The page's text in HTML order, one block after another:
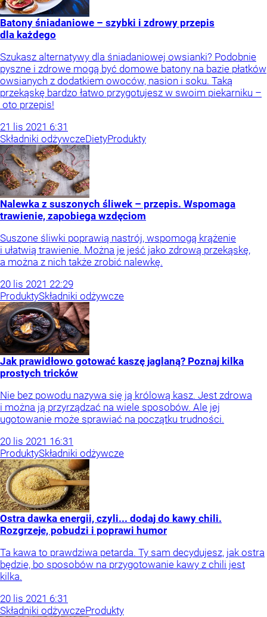
Batony śniadaniowe – szybki i zdrowy przepis
dla każdego
Szukasz alternatywy dla śniadaniowej owsianki? Podobnie
pyszne i zdrowe mogą być domowe batony na bazie płatków
owsianych z dodatkiem owoców, nasion i soku. Taką
przekąskę bardzo łatwo przygotujesz w swoim piekarniku –
oto przepis!
21 lis 2021 6:31
Składniki odżywczeDietyProdukty
Nalewka z suszonych śliwek – przepis. Wspomaga
trawienie, zapobiega wzdęciom
Suszone śliwki poprawią nastrój, wspomogą krążenie
i ułatwią trawienie. Można je jeść jako zdrową przekąskę,
a można z nich także zrobić nalewkę.
20 lis 2021 22:29
ProduktySkładniki odżywcze
Jak prawidłowo gotować kaszę jaglaną? Poznaj kilka
prostych tricków
Nie bez powodu nazywa się ją królową kasz. Jest zdrowa
i można ją przyrządzać na wiele sposobów. Ale jej
ugotowanie może sprawiać na początku trudności.
20 lis 2021 16:31
ProduktySkładniki odżywcze
Ostra dawka energii, czyli... dodaj do kawy chili.
Rozgrzeje, pobudzi i poprawi humor
Ta kawa to prawdziwa petarda. Ty sam decydujesz, jak ostra
będzie, bo sposobów na przygotowanie kawy z chili jest
kilka.
20 lis 2021 6:31
Składniki odżywczeProdukty